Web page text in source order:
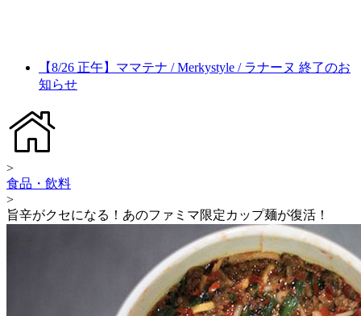
【8/26 正午】ママテナ / Merkystyle / ラナーヌ 終了のお
知らせ
>
食品・飲料
>
旨辛がクセになる！あのファミマ限定カップ麺が復活！